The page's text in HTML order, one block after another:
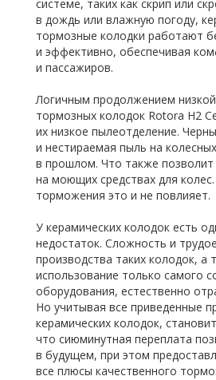
системе, таких как скрип или
в дождь или влажную погоду,
тормозные колодки работают
и эффективно, обеспечивая
и пассажиров.
Логичным продолжением
тормозных колодок Rotora H2
их низкое пылеотделение.
и нестираемая пыль на
в прошлом. Что также
на моющих средствах для
торможения это и не повлияет.
У керамических колодок есть
недостаток. Сложность и
производства таких колодок, а
использование только самого
оборудования, естественно
Но учитывая все приведенные
керамических колодок,
что сиюминутная переплата
в будущем, при этом
все плюсы качественного